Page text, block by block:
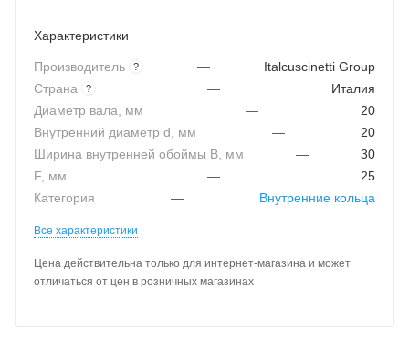
Характеристики
Производитель ? —
Italcuscinetti Group
Страна
? —
Италия
Диаметр вала, мм
—
20
Внутренний диаметр d, мм
—
20
Ширина внутренней обоймы B, мм
—
30
F, мм
—
25
Категория
— Внутренние кольца
Все характеристики
Цена действительна только для интернет-магазина и может
отличаться от цен в розничных магазинах